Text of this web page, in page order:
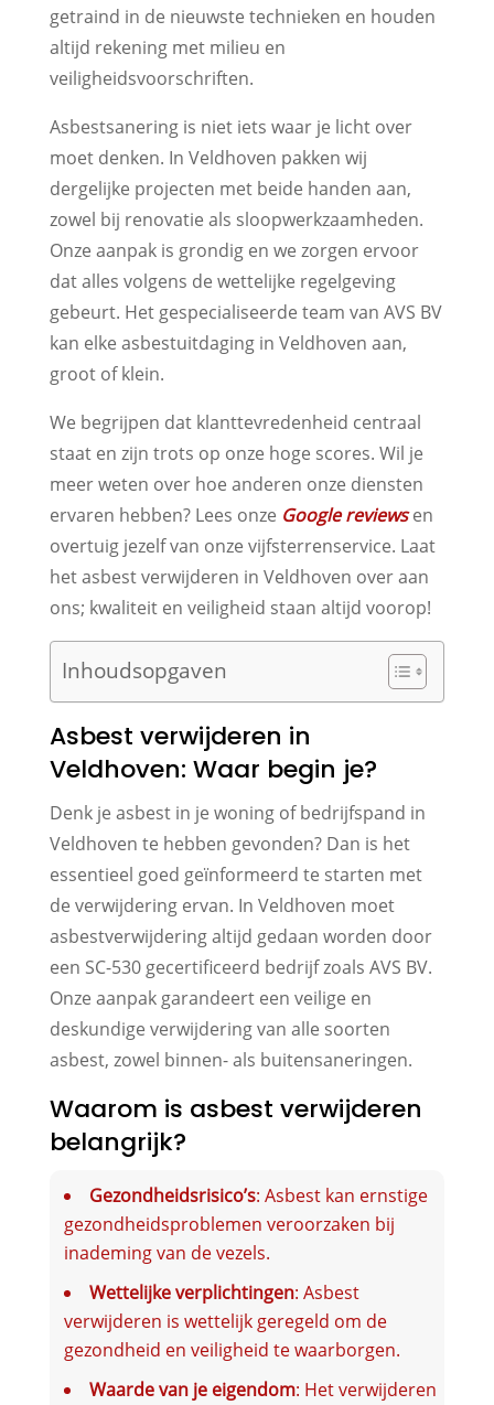
getraind in de nieuwste technieken en houden
altijd rekening met milieu en
veiligheidsvoorschriften.
Asbestsanering is niet iets waar je licht over
moet denken. In Veldhoven pakken wij
dergelijke projecten met beide handen aan,
zowel bij renovatie als sloopwerkzaamheden.
Onze aanpak is grondig en we zorgen ervoor
dat alles volgens de wettelijke regelgeving
gebeurt. Het gespecialiseerde team van AVS BV
kan elke asbestuitdaging in Veldhoven aan,
groot of klein.
We begrijpen dat klanttevredenheid centraal
staat en zijn trots op onze hoge scores. Wil je
meer weten over hoe anderen onze diensten
ervaren hebben? Lees onze Google reviewsen
overtuig jezelf van onze vijfsterrenservice. Laat
het asbest verwijderen in Veldhoven over aan
ons; kwaliteit en veiligheid staan altijd voorop!
Inhoudsopgaven
Asbest verwijderen in
Veldhoven: Waar begin je?
Denk je asbest in je woning of bedrijfspand in
Veldhoven te hebben gevonden? Dan is het
essentieel goed geïnformeerd te starten met
de verwijdering ervan. In Veldhoven moet
asbestverwijdering altijd gedaan worden door
een SC-530 gecertificeerd bedrijf zoals AVS BV.
Onze aanpak garandeert een veilige en
deskundige verwijdering van alle soorten
asbest, zowel binnen- als buitensaneringen.
Waarom is asbest verwijderen
belangrijk?
Gezondheidsrisico’s: Asbest kan ernstige
gezondheidsproblemen veroorzaken bij
inademing van de vezels.
Wettelijke verplichtingen: Asbest
verwijderen is wettelijk geregeld om de
gezondheid en veiligheid te waarborgen.
Waarde van je eigendom: Het verwijderen